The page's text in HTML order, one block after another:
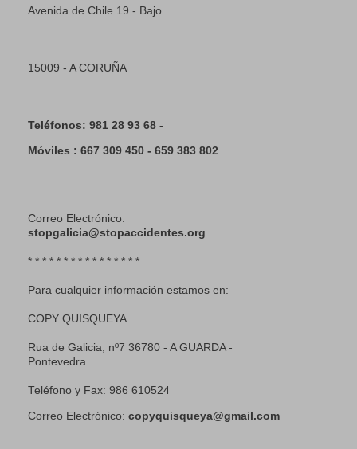
Avenida de Chile 19 - Bajo
15009 - A CORUÑA
Teléfonos: 981 28 93 68 -
Móviles : 667 309 450 - 659 383 802
Correo Electrónico:
stopgalicia@stopaccidentes.org
* * * * * * * * * * * * * * * *
Para cualquier información estamos en:
COPY QUISQUEYA
Rua de Galicia, nº7 36780 - A GUARDA -
Pontevedra
Teléfono y Fax: 986 610524
Correo Electrónico: copyquisqueya@gmail.com